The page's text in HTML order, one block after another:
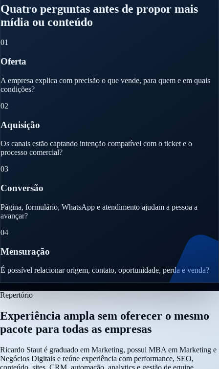
Quatro perguntas antes de propor mais
mídia ou conteúdo
01
Oferta
A empresa explica com precisão o que vende, para quem e em quais
condições?
02
Aquisição
Os canais estão captando intenção compatível com o ticket e o
processo comercial?
03
Conversão
Página, formulário, WhatsApp e atendimento ajudam a pessoa a
avançar?
04
Mensuração
É possível relacionar origem, contato, oportunidade, perda e venda?
Repertório
Experiência ampla sem oferecer o mesmo
pacote para todas as empresas
Ricardo Staut é graduado em Marketing, possui MBA em Marketing e
Negócios Digitais e reúne experiência com performance, SEO,
conteúdo, sites, CRM, automação, analytics e gestão de equipe.